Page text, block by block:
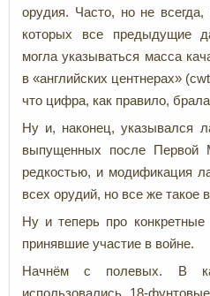
орудия. Часто, но не
которых все предыдущие
могла указываться масса
в «английских центнерах»
что цифра, как правило,
Ну и, наконец, указывался
выпущенных после Первой
редкостью, и модификация
всех орудий, но все же такое
Ну и теперь про конкретные
принявшие участие в войне.
Начнём с полевых. В